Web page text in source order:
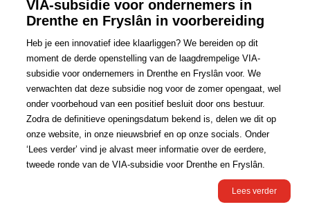
VIA-subsidie voor ondernemers in
Drenthe en Fryslân in voorbereiding
Heb je een innovatief idee klaarliggen? We bereiden op dit
moment de derde openstelling van de laagdrempelige VIA-
subsidie voor ondernemers in Drenthe en Fryslân voor. We
verwachten dat deze subsidie nog voor de zomer opengaat, wel
onder voorbehoud van een positief besluit door ons bestuur.
Zodra de definitieve openingsdatum bekend is, delen we dit op
onze website, in onze nieuwsbrief en op onze socials. Onder
‘Lees verder’ vind je alvast meer informatie over de eerdere,
tweede ronde van de VIA-subsidie voor Drenthe en Fryslân.
Lees verder